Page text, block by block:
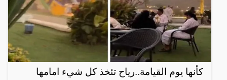
كأنها يوم القيامة..رياح تئخذ كل شيء امامها